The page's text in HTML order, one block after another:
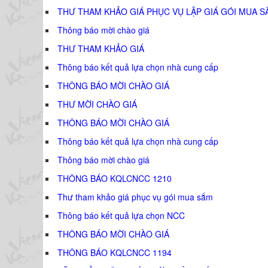
THƯ THAM KHẢO GIÁ PHỤC VỤ LẬP GIÁ GÓI MUA
Thông báo mời chào giá
THƯ THAM KHẢO GIÁ
Thông báo kết quả lựa chọn nhà cung cấp
THÔNG BÁO MỜI CHÀO GIÁ
THƯ MỜI CHÀO GIÁ
THÔNG BÁO MỜI CHÀO GIÁ
Thông báo kết quả lựa chọn nhà cung cấp
Thông báo mời chào giá
THÔNG BÁO KQLCNCC 1210
Thư tham khảo giá phục vụ gói mua sắm
Thông báo kết quả lựa chọn NCC
THÔNG BÁO MỜI CHÀO GIÁ
THÔNG BÁO KQLCNCC 1194